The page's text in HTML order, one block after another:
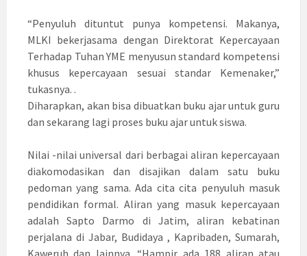
“Penyuluh dituntut punya kompetensi. Makanya,
MLKI bekerjasama dengan Direktorat Kepercayaan
Terhadap Tuhan YME menyusun standard kompetensi
khusus kepercayaan sesuai standar Kemenaker,”
tukasnya. .
Diharapkan, akan bisa dibuatkan buku ajar untuk guru
dan sekarang lagi proses buku ajar untuk siswa.
Nilai -nilai universal dari berbagai aliran kepercayaan
diakomodasikan dan disajikan dalam satu buku
pedoman yang sama. Ada cita cita penyuluh masuk
pendidikan formal. Aliran yang masuk kepercayaan
adalah Sapto Darmo di Jatim, aliran kebatinan
perjalana di Jabar, Budidaya , Kapribaden, Sumarah,